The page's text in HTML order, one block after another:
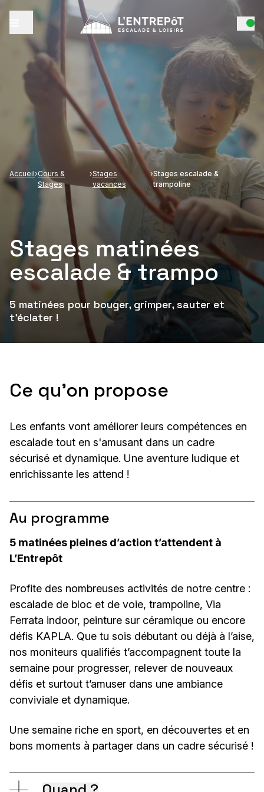
Accueil›Cours &
Stages
›Stages
vacances
›Stages escalade &
trampoline
Stages matinées
escalade & trampo
5 matinées pour bouger, grimper, sauter et
t’éclater !
Ce qu'on propose
Les enfants vont améliorer leurs compétences en
escalade tout en s'amusant dans un cadre
sécurisé et dynamique. Une aventure ludique et
enrichissante les attend !
Au programme
5 matinées pleines d’action t’attendent à
L’Entrepôt
Profite des nombreuses activités de notre centre :
escalade de bloc et de voie, trampoline, Via
Ferrata indoor, peinture sur céramique ou encore
défis KAPLA. Que tu sois débutant ou déjà à l’aise,
nos moniteurs qualifiés t’accompagnent toute la
semaine pour progresser, relever de nouveaux
défis et surtout t’amuser dans une ambiance
conviviale et dynamique.
Une semaine riche en sport, en découvertes et en
bons moments à partager dans un cadre sécurisé !